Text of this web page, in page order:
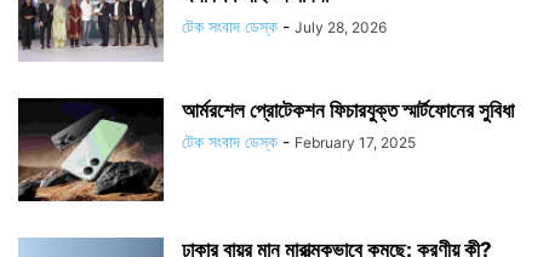
টেক সংবাদ ডেস্ক - July 28, 2026
আর্মরশেল প্রোটেকশন ফিচারযুক্ত স্মার্টফোনের সুবিধা
টেক সংবাদ ডেস্ক - February 17, 2025
ঢাকার বায়ুর মান মারাত্মকভাবে কমছে: করণীয় কী?